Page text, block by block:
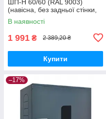
ШП-Н 60/60 (RAL 9003)
(навісна, без задньої стінки,
біла, 600х600х230 мм)
В наявності
1 991 ₴ 2 389,20 ₴
Купити
–17%